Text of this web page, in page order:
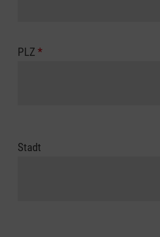
PLZ *
Stadt